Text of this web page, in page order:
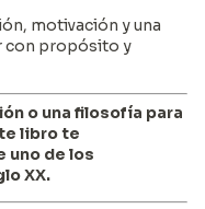
motivación y una
con propósito y
o una filosofía para
libro te
uno de los
XX.